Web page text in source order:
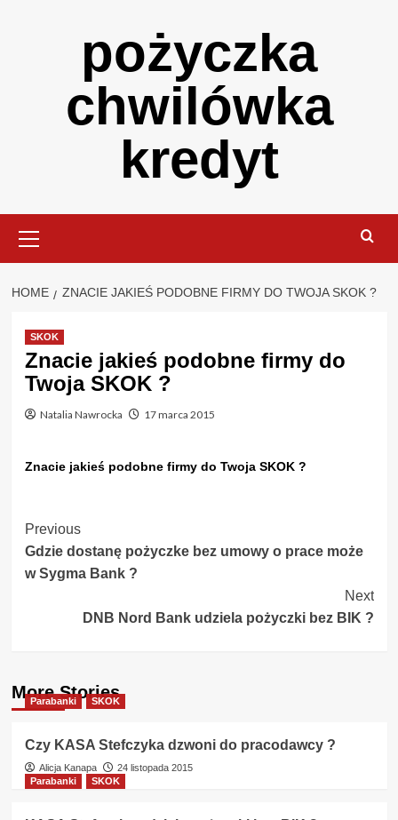
pożyczka
chwilówka
kredyt
Menu
HOME ZNACIE JAKIEŚ PODOBNE FIRMY DO TWOJA SKOK ?
SKOK
Znacie jakieś podobne firmy do
Twoja SKOK ?
Natalia Nawrocka 17 marca 2015
Znacie jakieś podobne firmy do Twoja SKOK ?
Post
Navigation
Previous
Gdzie dostanę pożyczke bez umowy o prace może
w Sygma Bank ?
Next
DNB Nord Bank udziela pożyczki bez BIK ?
More Stories
Parabanki SKOK
Czy KASA Stefczyka dzwoni do pracodawcy ?
Alicja Kanapa
24 listopada 2015
Parabanki
SKOK